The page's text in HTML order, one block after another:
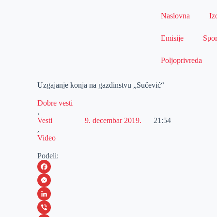
Naslovna
Emisije
Poljoprivreda
Uzgajanje konja na gazdinstvu „Sučević“
Dobre vesti
,
Vesti
,
Video
9. decembar 2019. 21:54
Podeli:
F
a
c
M
eL